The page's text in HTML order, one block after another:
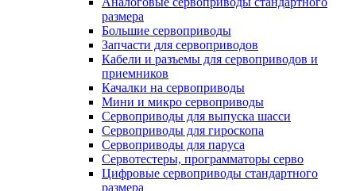
размера
Большие сервоприводы
Запчасти для сервоприводов
Кабели и разъемы для сервоприводов и
приемников
Качалки на сервоприводы
Мини и микро сервоприводы
Сервоприводы для выпуска шасси
Сервоприводы для гироскопа
Сервоприводы для паруса
Сервотестеры, программаторы серво
Цифровые сервоприводы стандартного
размера